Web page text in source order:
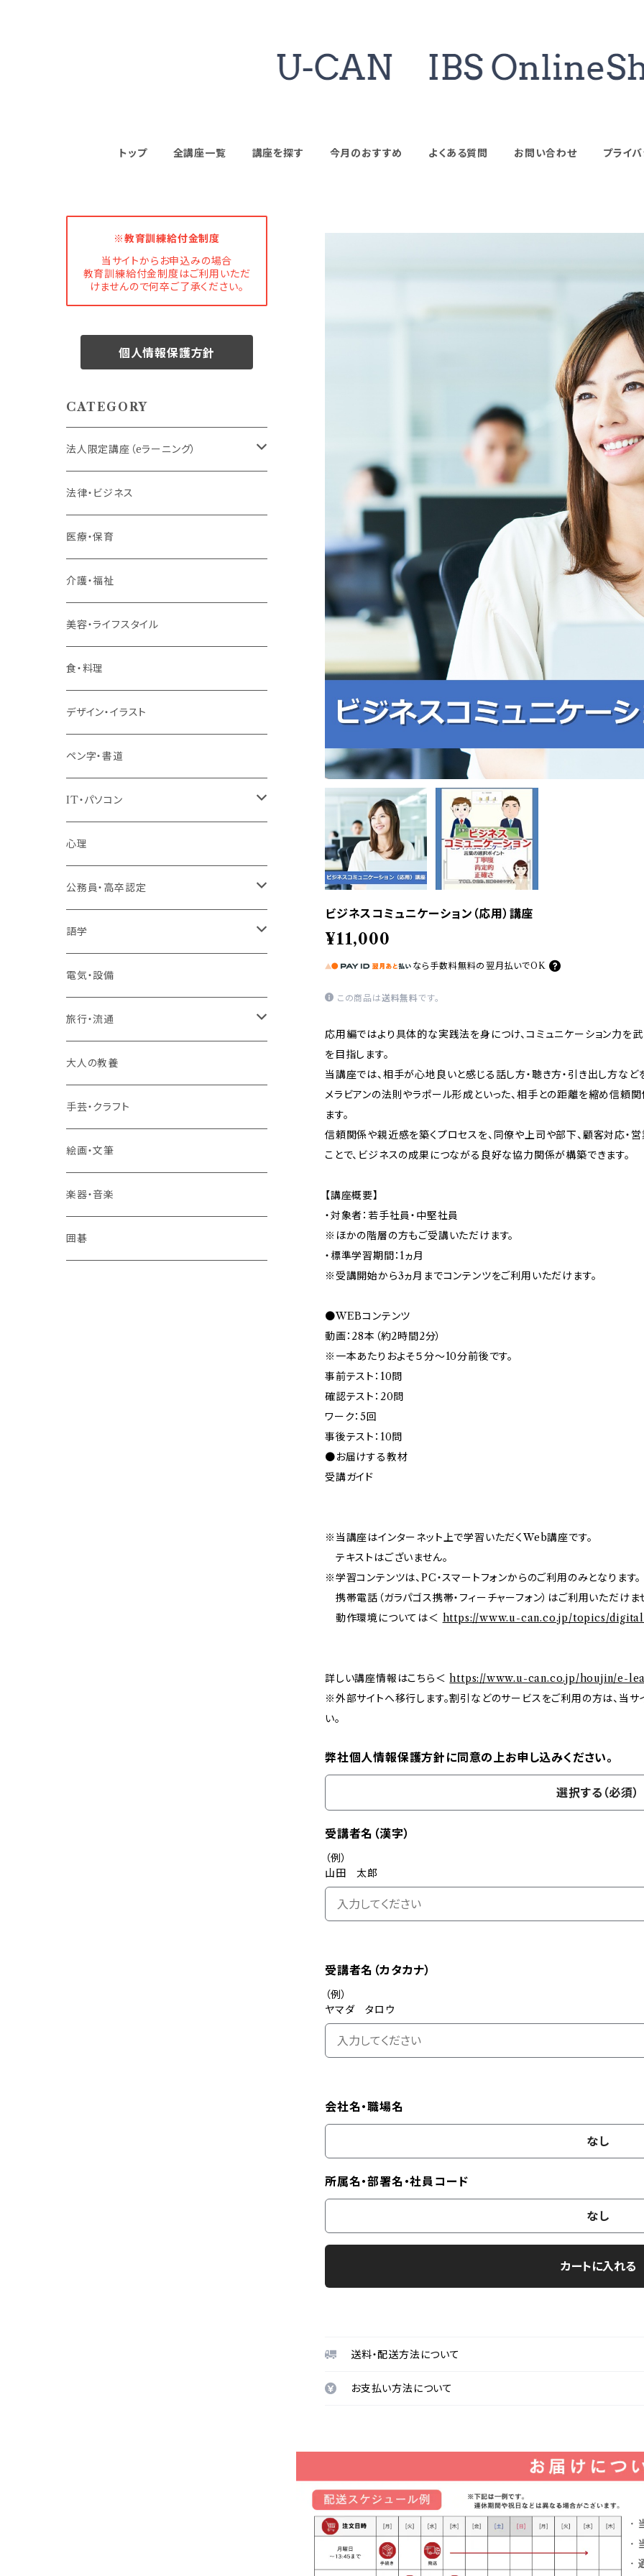
トップ 全講座一覧 講座を探す 今月のおすすめ よくある質問 お問い合わせ プライ
ビジネスコミュニケーション（応用）講座
¥11,000
なら 手数料無料の 翌月払いでOK
この商品は送料無料です。
応用編ではより具体的な実践法を身につけ、コミュニケーション力を
を目指します。
当講座では、相手が心地良いと感じる話し方・聴き方・引き出し方など
メラビアンの法則やラポール形成といった、相手との距離を縮め信頼
ます。
信頼関係や親近感を築くプロセスを、同僚や上司や部下、顧客対応・
ことで、ビジネスの成果につながる良好な協力関係が構築できます。
【講座概要】
・対象者：若手社員・中堅社員
※ほかの階層の方もご受講いただけます。
・標準学習期間：1ヵ月
※受講開始から3ヵ月までコンテンツをご利用いただけます。
●WEBコンテンツ
動画：28本（約2時間2分）
※一本あたりおよそ５分〜10分前後です。
事前テスト：10問
確認テスト：20問
ワーク：5回
事後テスト：10問
●お届けする教材
受講ガイド
※当講座はインターネット上で学習いただくWeb講座です。
テキストはございません。
※学習コンテンツは、PC・スマートフォンからのご利用のみとなります。
携帯電話（ガラパゴス携帯・フィーチャーフォン）はご利用いただけま
動作環境については＜ https://www.u-can.co.jp/topics/
詳しい講座情報はこちら＜https://www.u-can.co.jp/houjin/e-
※外部サイトへ移行します。割引などのサービスをご利用の方は、当
い。
弊社個人情報保護方針に同意の上お申し込みください。
選択する（必須）
受講者名（漢字）
（例）
山田 太郎
受講者名（カタカナ）
（例）
ヤマダ タロウ
会社名・職場名
なし
所属名・部署名・社員コード
なし
カートに入れる
送料・配送方法について
お支払い方法について
※教育訓練給付金制度
当サイトからお申込みの場合
教育訓練給付金制度はご利用いただ
けませんので何卒ご了承ください。
個人情報保護方針
CATEGORY
法人限定講座（eラーニング）
内定者・新入社員
若手社員・中堅社員
リーダー（主任・係長）
管理職
階層共通
パッケージプラン
法律・ビジネス
医療・保育
介護・福祉
美容・ライフスタイル
食・料理
デザイン・イラスト
ペン字・書道
IT・パソコン
MOS（ﾏｲｸﾛｿﾌﾄｵﾌｨｽｽﾍﾟｼｬﾘｽﾄ）講座
プログラミング・Web制作入門講座
1コース受講
2コースまとめて受講
その他 IT・パソコン
心理
公務員・高卒認定
高卒認定講座
大卒公務員受験対策講座
語学
TOEIC®L&Rテスト対策講座
その他 語学
電気・設備
旅行・流通
旅行業務取扱管理者講座
その他 旅行・流通
大人の教養
手芸・クラフト
絵画・文筆
楽器・音楽
囲碁